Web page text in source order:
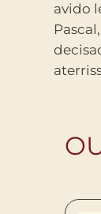
avido
Juan,